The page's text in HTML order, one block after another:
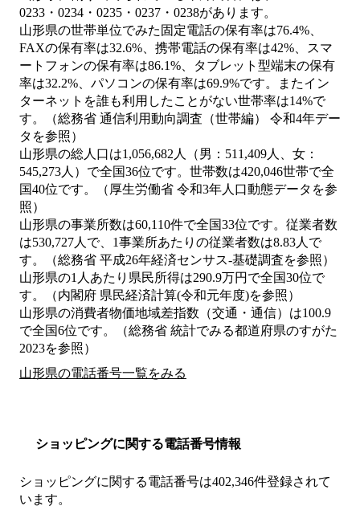
0233・0234・0235・0237・0238があります。
山形県の世帯単位でみた固定電話の保有率は76.4%、
FAXの保有率は32.6%、携帯電話の保有率は42%、スマ
ートフォンの保有率は86.1%、タブレット型端末の保有
率は32.2%、パソコンの保有率は69.9%です。またイン
ターネットを誰も利用したことがない世帯率は14%で
す。（総務省 通信利用動向調査（世帯編） 令和4年デー
タを参照）
山形県の総人口は1,056,682人（男：511,409人、女：
545,273人）で全国36位です。世帯数は420,046世帯で全
国40位です。（厚生労働省 令和3年人口動態データを参
照）
山形県の事業所数は60,110件で全国33位です。従業者数
は530,727人で、1事業所あたりの従業者数は8.83人で
す。（総務省 平成26年経済センサス‐基礎調査を参照）
山形県の1人あたり県民所得は290.9万円で全国30位で
す。（内閣府 県民経済計算(令和元年度)を参照）
山形県の消費者物価地域差指数（交通・通信）は100.9
で全国6位です。（総務省 統計でみる都道府県のすがた
2023を参照）
山形県の電話番号一覧をみる
ショッピングに関する電話番号情報
ショッピングに関する電話番号は402,346件登録されて
います。